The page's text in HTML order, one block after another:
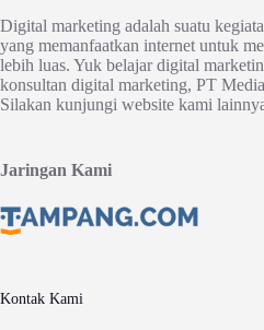
Digital marketing adalah suatu
yang memanfaatkan internet untuk
lebih luas. Yuk belajar digital
konsultan digital marketing, PT
Silakan kunjungi website kami
Jaringan Kami
Kontak Kami